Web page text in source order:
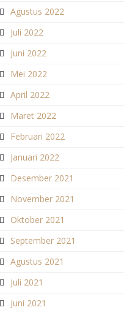
Agustus 2022
Juli 2022
Juni 2022
Mei 2022
April 2022
Maret 2022
Februari 2022
Januari 2022
Desember 2021
November 2021
Oktober 2021
September 2021
Agustus 2021
Juli 2021
Juni 2021